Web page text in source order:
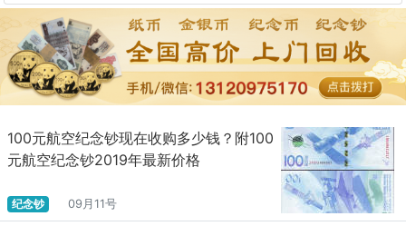
100元航空纪念钞现在收购多少钱？附100
元航空纪念钞2019年最新价格
纪念钞 09月11号